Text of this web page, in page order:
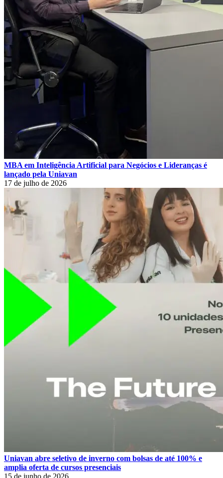
MBA em Inteligência Artificial para Negócios e Lideranças é
lançado pela Uniavan
17 de julho de 2026
Uniavan abre seletivo de inverno com bolsas de até 100% e
amplia oferta de cursos presenciais
15 de junho de 2026